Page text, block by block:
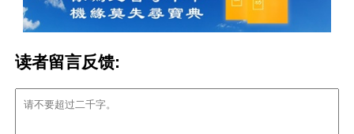
读者留言反馈: